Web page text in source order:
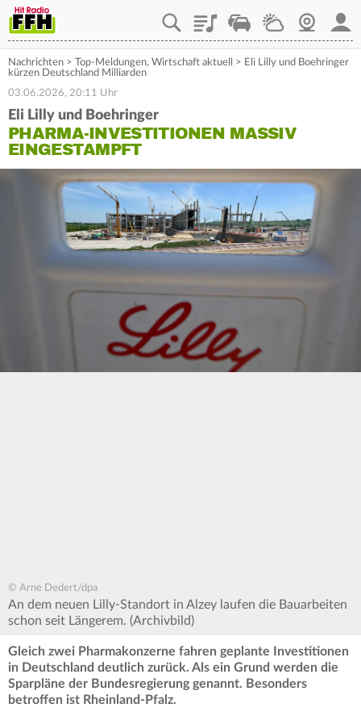
PlaylistStaupilotWetterWebcam
Nachrichten > Top-Meldungen, Wirtschaft aktuell > Eli Lilly und Boehringer
kürzen Deutschland Milliarden
03.06.2026, 20:11 Uhr
Eli Lilly und Boehringer
PHARMA-INVESTITIONEN MASSIV
EINGESTAMPFT
© Arne Dedert/dpa
An dem neuen Lilly-Standort in Alzey laufen die Bauarbeiten
schon seit Längerem. (Archivbild)
Gleich zwei Pharmakonzerne fahren geplante Investitionen
in Deutschland deutlich zurück. Als ein Grund werden die
Sparpläne der Bundesregierung genannt. Besonders
betroffen ist Rheinland-Pfalz.